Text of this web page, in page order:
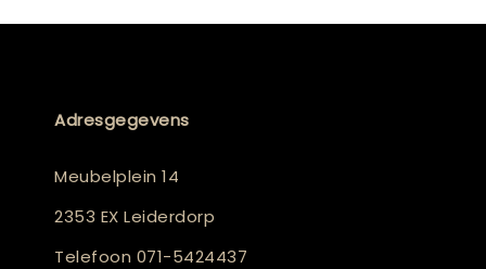
Adresgegevens
Meubelplein 14
2353 EX Leiderdorp
Telefoon 071-5424437